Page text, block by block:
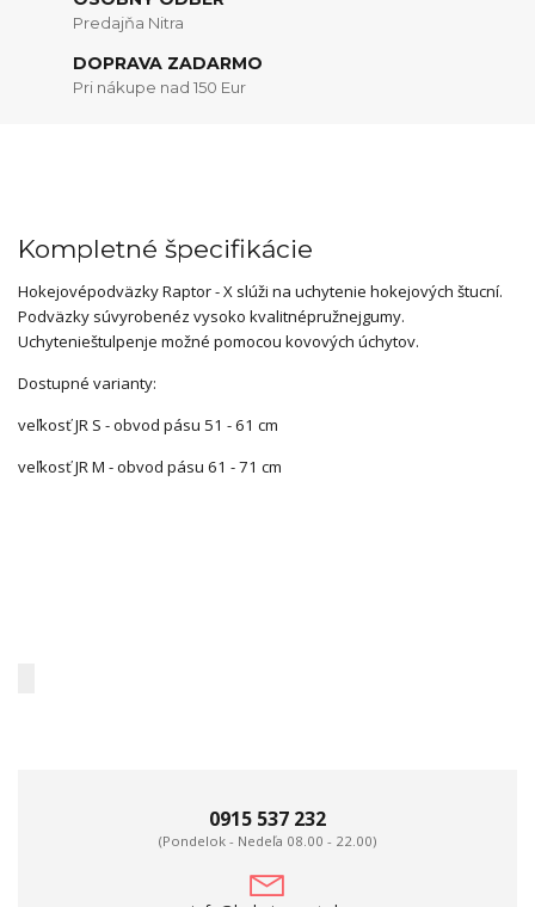
Predajňa Nitra
DOPRAVA ZADARMO
Pri nákupe nad 150 Eur
Kompletné špecifikácie
HokejovépodväzkyRaptor - X slúži na uchytenie hokejových štucní.
Podväzky súvyrobenéz vysoko kvalitnépružnejgumy.
Uchytenieštulpenje možné pomocou kovových úchytov.
Dostupné varianty:
veľkosť JR S - obvod pásu 51 - 61 cm
veľkosť JR M - obvod pásu 61 - 71 cm
0915 537 232
(Pondelok - Nedeľa 08.00 - 22.00)